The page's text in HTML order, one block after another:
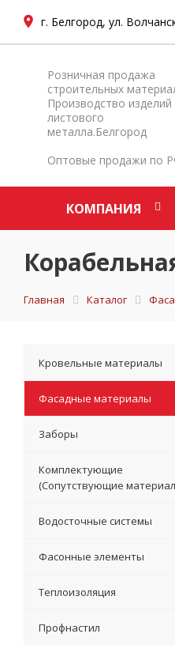
г. Белгород, ул.
Розничная продажа
строительных
Производство изделий
листового
металла.Белгород
Оптовые продажи по
КОМПАНИЯ
Главная Каталог
Кровельные материалы
Фасадные материалы
Заборы
Комплектующие
(Сопутствующие
Водосточные системы
Фасонные элементы
Теплоизоляция
Профнастил